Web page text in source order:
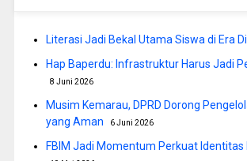
Literasi Jadi Bekal Utama Siswa di Era
Hap Baperdu: Infrastruktur Harus Jadi
8 Juni 2026
Musim Kemarau, DPRD Dorong
yang Aman
6 Juni 2026
FBIM Jadi Momentum Perkuat Identitas